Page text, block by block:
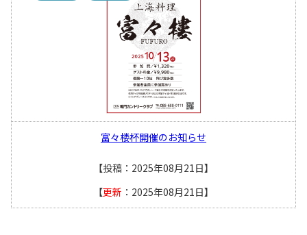
富々楼杯開催のお知らせ
【投稿：2025年08月21日】
【更新 ：2025年08月21日】